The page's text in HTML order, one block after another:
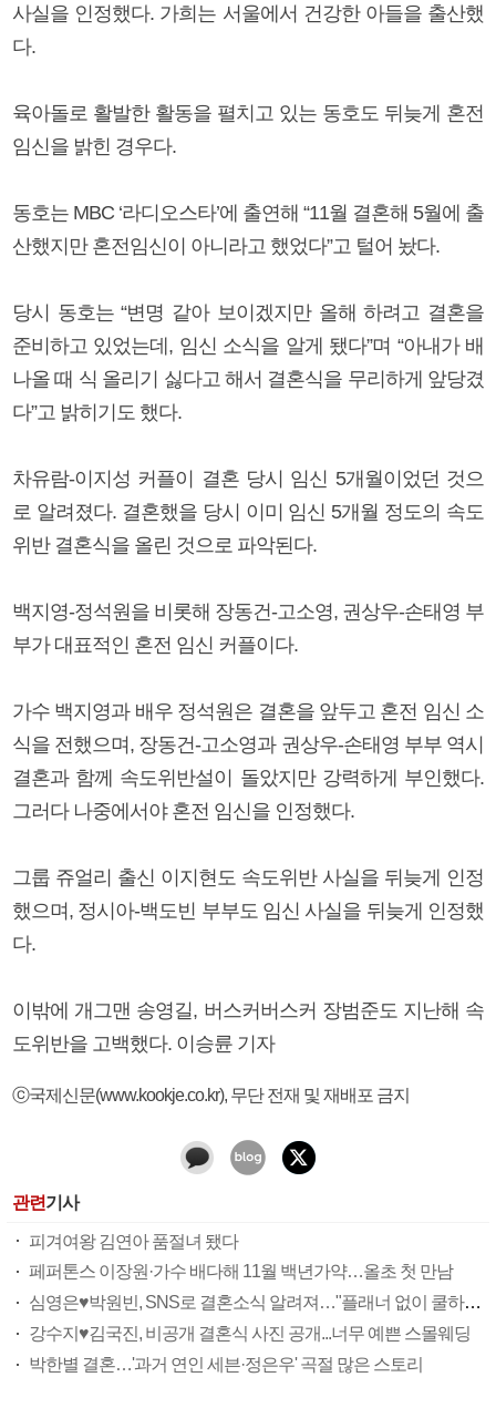
사실을 인정했다. 가희는 서울에서 건강한 아들을 출산했
다.
육아돌로 활발한 활동을 펼치고 있는 동호도 뒤늦게 혼전
임신을 밝힌 경우다.
동호는 MBC ‘라디오스타’에 출연해 “11월 결혼해 5월에 출
산했지만 혼전임신이 아니라고 했었다”고 털어 놨다.
당시 동호는 “변명 같아 보이겠지만 올해 하려고 결혼을
준비하고 있었는데, 임신 소식을 알게 됐다”며 “아내가 배
나올 때 식 올리기 싫다고 해서 결혼식을 무리하게 앞당겼
다”고 밝히기도 했다.
차유람-이지성 커플이 결혼 당시 임신 5개월이었던 것으
로 알려졌다. 결혼했을 당시 이미 임신 5개월 정도의 속도
위반 결혼식을 올린 것으로 파악된다.
백지영-정석원을 비롯해 장동건-고소영, 권상우-손태영 부
부가 대표적인 혼전 임신 커플이다.
가수 백지영과 배우 정석원은 결혼을 앞두고 혼전 임신 소
식을 전했으며, 장동건-고소영과 권상우-손태영 부부 역시
결혼과 함께 속도위반설이 돌았지만 강력하게 부인했다.
그러다 나중에서야 혼전 임신을 인정했다.
그룹 쥬얼리 출신 이지현도 속도위반 사실을 뒤늦게 인정
했으며, 정시아-백도빈 부부도 임신 사실을 뒤늦게 인정했
다.
이밖에 개그맨 송영길, 버스커버스커 장범준도 지난해 속
도위반을 고백했다. 이승륜 기자
ⓒ국제신문(www.kookje.co.kr), 무단 전재 및 재배포 금지
관련기사
피겨여왕 김연아 품절녀 됐다
페퍼톤스 이장원·가수 배다해 11월 백년가약…올초 첫 만남
심영은♥박원빈, SNS로 결혼소식 알려져…"플래너 없이 쿨하게 준비중"
강수지♥김국진, 비공개 결혼식 사진 공개...너무 예쁜 스몰웨딩
박한별 결혼…'과거 연인 세븐·정은우' 곡절 많은 스토리